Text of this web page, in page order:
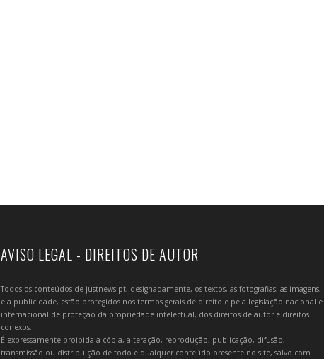
AVISO LEGAL - DIREITOS DE AUTOR
Todos os conteúdos de justnews.pt, designadamente, os textos, as fotografias, as imagens,
e a publicidade, estão protegidos nos termos gerais de direito e pela legislação nacional e
internacional de proteção da propriedade intelectual, dos direitos de autor e direitos
conexos.
É expressamente proibida a cópia, alteração, reprodução, publicação, difusão,
transmissão ou distribuição de todo e qualquer conteúdo presente no site, salvo com